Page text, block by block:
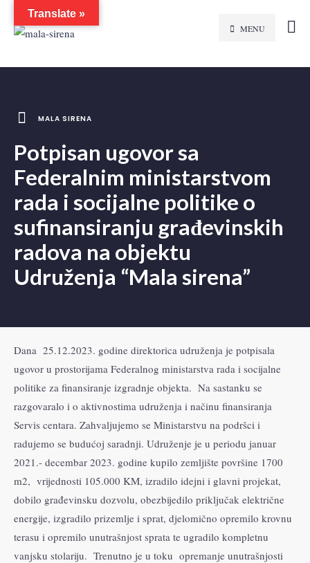
MENU
MALA SIRENA
Potpisan ugovor sa
Federalnim ministarstvom
rada i socijalne politike o
sufinansiranju građevinskih
radova na objektu
Udruženja “Mala sirena”
Dana 25.12.2023. godine direktorica udruženja je potpisala
ugovor u prostorijama Federalnog ministarstva rada i socijalne
politike za finansiranje izgradnje objekta. Na sastanku se
razgovaralo i o aktivnostima udruženja i načinu finansiranja
Servis centara. Zahvaljujemo se Ministarstvu na podršci i
radujemo se budućoj saradnji. Udruženje je u periodu januar
2021.- decembar 2023. godine kupilo zemljište površine 1700
m2, vrijednosti 105.000 KM, izradilo idejni i glavni projekat,
dobilo građevinsku dozvolu, obezbijedilo priključak električne
energije, izgradilo prizemlje i sprat, djelomično opremilo krovnu
terasu i opremilo unutrašnjost sprata te ugradilo kompletnu
vanjsku stolariju. Trenutno je u toku opremanje unutrašnjosti
Translate »